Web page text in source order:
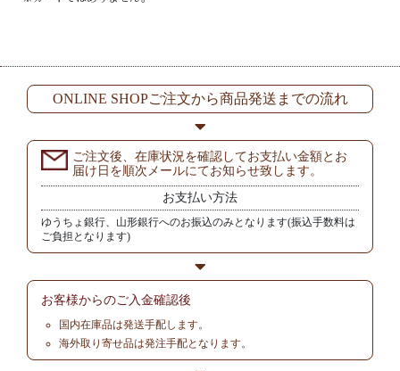
ONLINE SHOPご注文から商品発送までの流れ
ご注文後、在庫状況を確認してお支払い金額とお
届け日を順次メールにてお知らせ致します。
お支払い方法
ゆうちょ銀行、山形銀行へのお振込のみとなります(振込手数料は
ご負担となります)
お客様からのご入金確認後
国内在庫品は発送手配します。
海外取り寄せ品は発注手配となります。